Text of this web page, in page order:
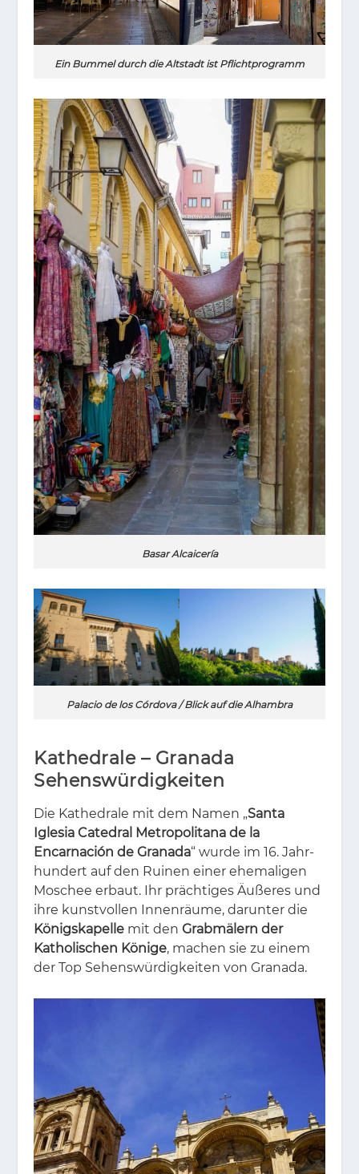
Ein Bummel durch die Altstadt ist Pflichtprogramm
Basar Alcaicería
Palacio de los Córdova / Blick auf die Alhambra
Kathedrale – Granada
Sehenswürdigkeiten
Die Ka­the­dra­le mit dem Na­men „Santa
Iglesia Catedral Metropolitana de la
Encarnación de Granada“ wur­de im 16. Jahr­
hun­dert auf den Rui­nen ei­ner ehe­ma­li­gen
Mo­schee er­baut. Ihr präch­ti­ges Äuße­res und
ihre kunst­vol­len In­nen­räu­me, dar­un­ter die
Königskapelle mit denGrabmälern der
Katholischen Könige, ma­chen sie zu ei­nem
der Top Se­hens­wür­dig­kei­ten von Gra­na­da.